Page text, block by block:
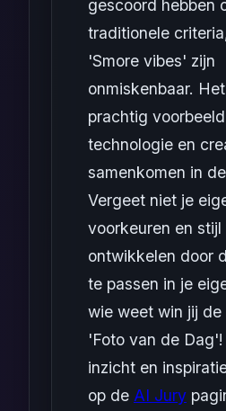
gescoord hebben
traditionele
'Smore vibes' zijn
onmiskenbaar.
prachtig
technologie en
samenkomen in
Vergeet niet je
voorkeuren en stijl
ontwikkelen door
te passen in je
wie weet win jij
'Foto van de
inzicht en
op de AI Jury